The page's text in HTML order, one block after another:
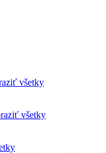
všetky
všetky